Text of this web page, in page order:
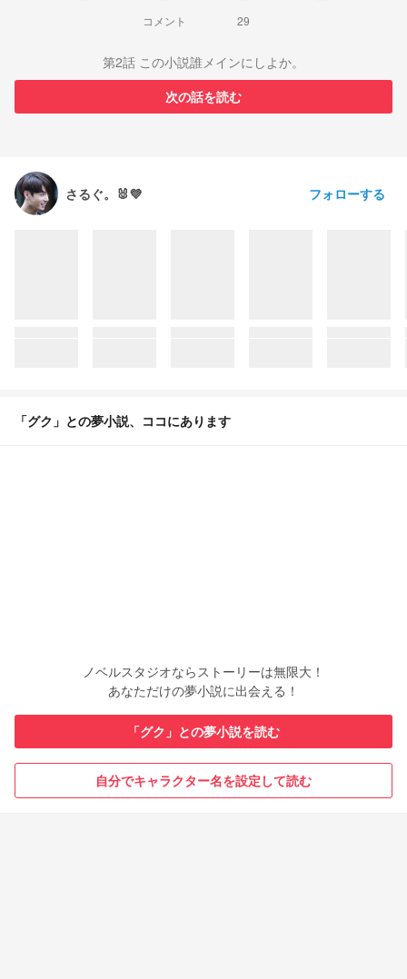
コメント 29
第2話 この小説誰メインにしよか。
次の話を読む
さるぐ。🐰💜 フォローする
「グク」との夢小説、ココにあります
ノベルスタジオならストーリーは無限大！
あなただけの夢小説に出会える！
「グク」との夢小説を読む
自分でキャラクター名を設定して読む